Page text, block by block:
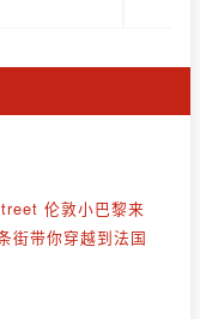
伦敦小巴黎来
街带你穿越到法国